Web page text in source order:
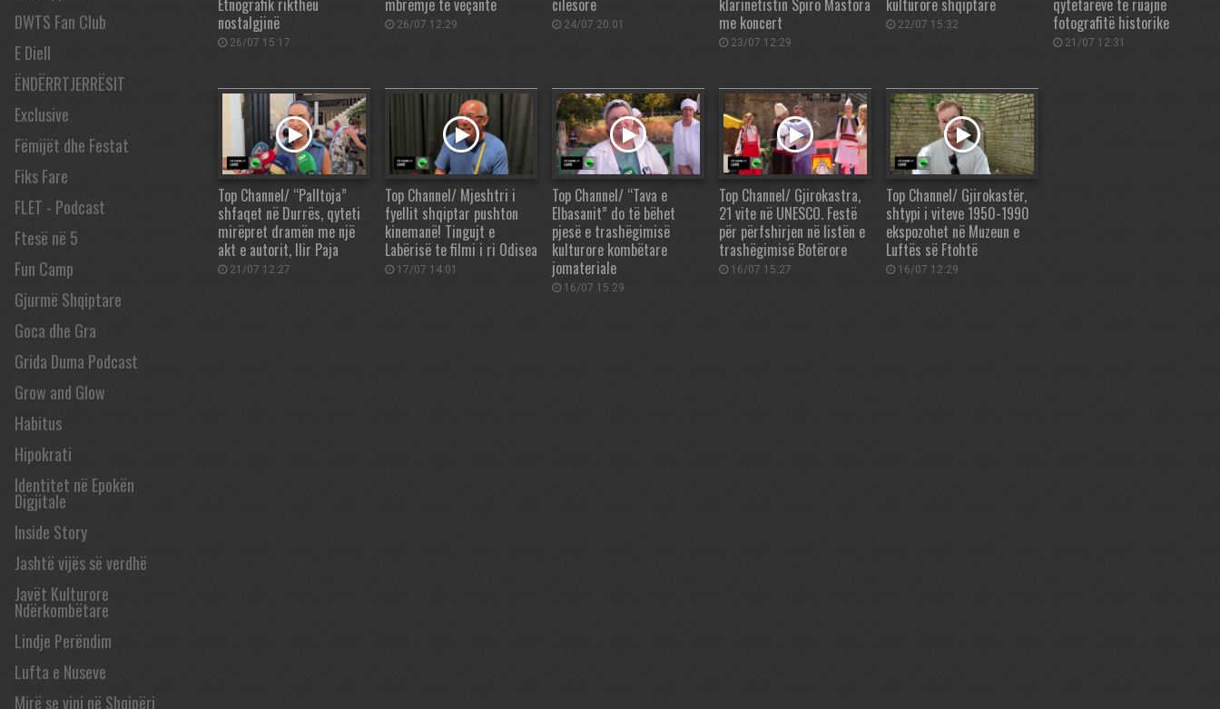
DWTS Fan Club
E Diell
ËNDËRRTJERRËSIT
Exclusive
Fëmijët dhe Festat
Fiks Fare
FLET - Podcast
Ftesë në 5
Fun Camp
Gjurmë Shqiptare
Goca dhe Gra
Grida Duma Podcast
Grow and Glow
Habitus
Hipokrati
Identitet në Epokën
Digjitale
Inside Story
Jashtë vijës së verdhë
Javët Kulturore
Ndërkombëtare
Lindje Perëndim
Lufta e Nuseve
Mirë se vini në Shqipëri
Etnografik riktheu
nostalgjinë
26/07 15:17
mbrëmje të veçantë
26/07 12:29
cilësore
24/07 20:01
klarinetistin Spiro Mastora
me koncert
23/07 12:29
kulturore shqiptare
22/07 15:32
qytetarëve të ruajnë
fotografitë historike
21/07 12:31
Top Channel/ “Palltoja”
shfaqet në Durrës, qyteti
mirëpret dramën me një
akt e autorit, Ilir Paja
21/07 12:27
Top Channel/ Mjeshtri i
fyellit shqiptar pushton
kinemanë! Tingujt e
Labërisë te filmi i ri Odisea
17/07 14:01
Top Channel/ “Tava e
Elbasanit” do të bëhet
pjesë e trashëgimisë
kulturore kombëtare
jomateriale
16/07 15:29
Top Channel/ Gjirokastra,
21 vite në UNESCO. Festë
për përfshirjen në listën e
trashëgimisë Botërore
16/07 15:27
Top Channel/ Gjirokastër,
shtypi i viteve 1950-1990
ekspozohet në Muzeun e
Luftës së Ftohtë
16/07 12:29